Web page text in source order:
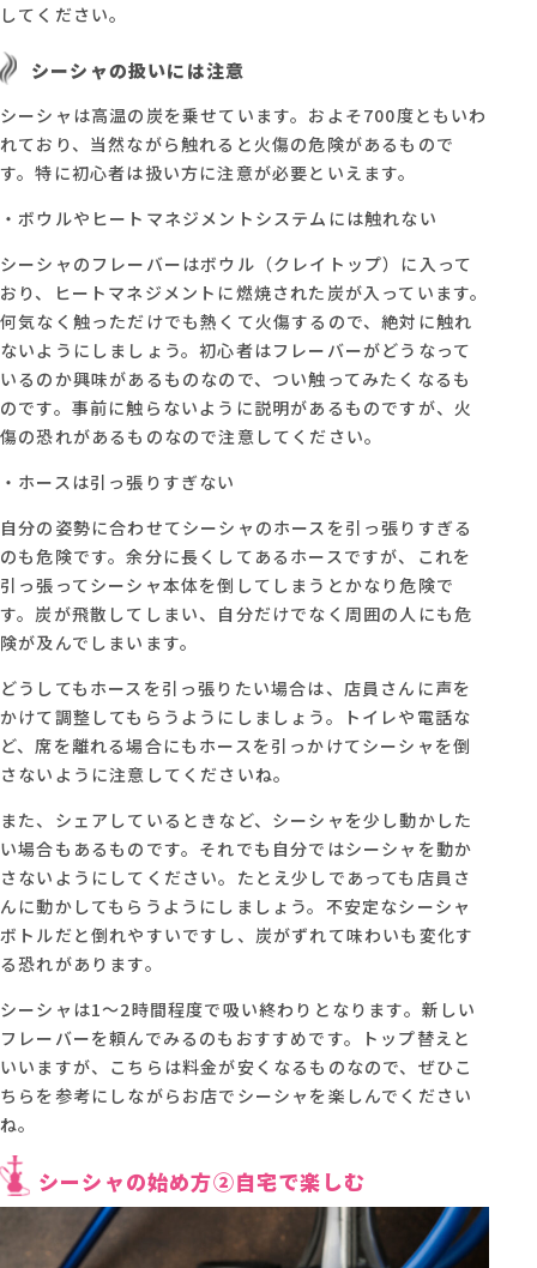
してください。
シーシャの扱いには注意
シーシャは高温の炭を乗せています。およそ700度ともいわ
れており、当然ながら触れると火傷の危険があるもので
す。特に初心者は扱い方に注意が必要といえます。
・ボウルやヒートマネジメントシステムには触れない
シーシャのフレーバーはボウル（クレイトップ）に入って
おり、ヒートマネジメントに燃焼された炭が入っています。
何気なく触っただけでも熱くて火傷するので、絶対に触れ
ないようにしましょう。初心者はフレーバーがどうなって
いるのか興味があるものなので、つい触ってみたくなるも
のです。事前に触らないように説明があるものですが、火
傷の恐れがあるものなので注意してください。
・ホースは引っ張りすぎない
自分の姿勢に合わせてシーシャのホースを引っ張りすぎる
のも危険です。余分に長くしてあるホースですが、これを
引っ張ってシーシャ本体を倒してしまうとかなり危険で
す。炭が飛散してしまい、自分だけでなく周囲の人にも危
険が及んでしまいます。
どうしてもホースを引っ張りたい場合は、店員さんに声を
かけて調整してもらうようにしましょう。トイレや電話な
ど、席を離れる場合にもホースを引っかけてシーシャを倒
さないように注意してくださいね。
また、シェアしているときなど、シーシャを少し動かした
い場合もあるものです。それでも自分ではシーシャを動か
さないようにしてください。たとえ少しであっても店員さ
んに動かしてもらうようにしましょう。不安定なシーシャ
ボトルだと倒れやすいですし、炭がずれて味わいも変化す
る恐れがあります。
シーシャは1～2時間程度で吸い終わりとなります。新しい
フレーバーを頼んでみるのもおすすめです。トップ替えと
いいますが、こちらは料金が安くなるものなので、‍ぜひこ
ちらを参考にしながらお店でシーシャを楽しんでください
ね。
シーシャの始め方②自宅で楽しむ